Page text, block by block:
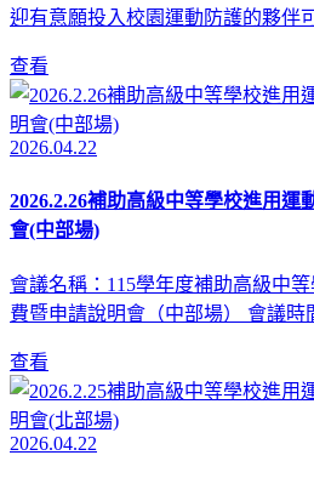
迎有意願投入校園運動防護的夥伴
查看
2026.04.22
2026.2.26補助高級中等學校進用運
會(中部場)
會議名稱：115學年度補助高級中
費暨申請說明會（中部場） 會議時
查看
2026.04.22